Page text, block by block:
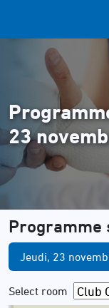
23
Programme
Jeudi, 23
Select room